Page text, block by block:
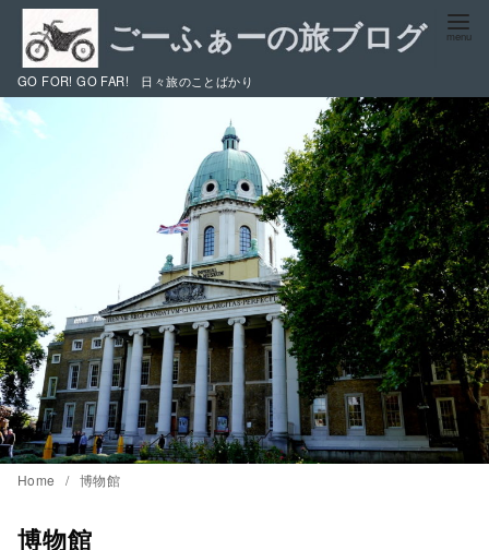
ン
ツ
GO FOR! GO FAR! 日々旅のことばかり
Home 博物館
博物館